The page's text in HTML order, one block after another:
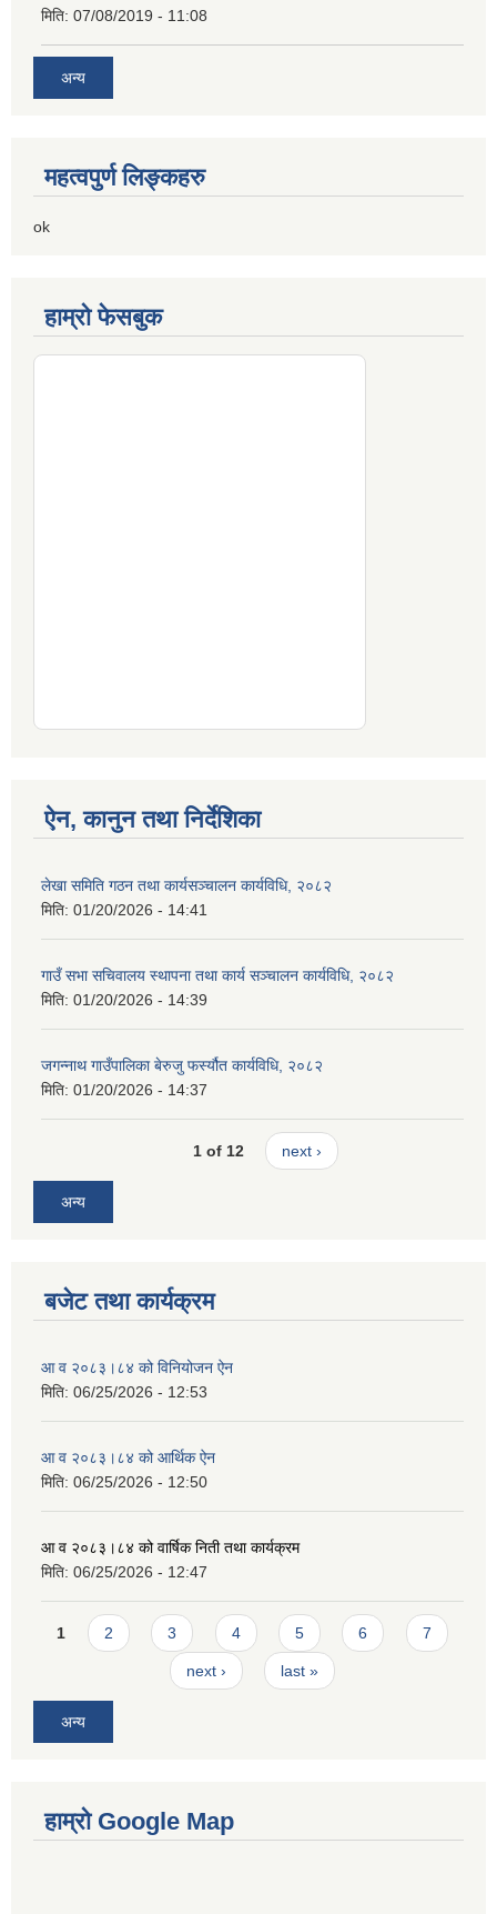
मिति: 07/08/2019 - 11:08
अन्य
महत्वपुर्ण लिङ्कहरु
ok
हाम्रो फेसबुक
ऐन, कानुन तथा निर्देशिका
लेखा समिति गठन तथा कार्यसञ्चालन कार्यविधि, २०८२
मिति: 01/20/2026 - 14:41
गाउँ सभा सचिवालय स्थापना तथा कार्य सञ्चालन कार्यविधि, २०८२
मिति: 01/20/2026 - 14:39
जगन्नाथ गाउँपालिका बेरुजु फर्स्यौत कार्यविधि, २०८२
मिति: 01/20/2026 - 14:37
1 of 12 next ›
अन्य
बजेट तथा कार्यक्रम
आ व २०८३।८४ को विनियोजन ऐन
मिति: 06/25/2026 - 12:53
आ व २०८३।८४ को आर्थिक ऐन
मिति: 06/25/2026 - 12:50
आ व २०८३।८४ को वार्षिक निती तथा कार्यक्रम
मिति: 06/25/2026 - 12:47
Pages
1 2 3 4 5 6 7
next › last »
अन्य
हाम्रो Google Map